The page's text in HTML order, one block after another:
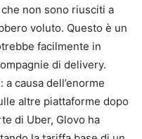
non sono riusciti a
voluto. Questo è un
facilmente in
di delivery.
causa dell’enorme
altre piattaforme dopo
di Uber, Glovo ha